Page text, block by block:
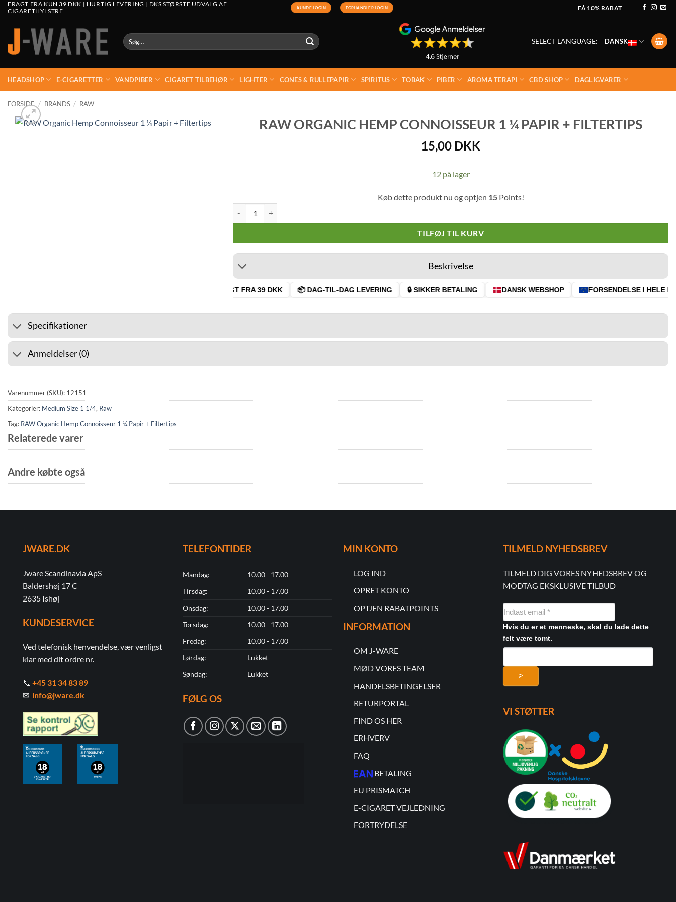
FRAGT FRA KUN 39 DKK | HURTIG LEVERING | DKS STØRSTE UDVALG AF
CIGARETHYLSTRE
KUNDE LOGIN FORHANDLER LOGIN FÅ 10% RABAT
Søg
efter:
SELECT LANGUAGE: DANSK
HEADSHOP E-CIGARETTER VANDPIBER CIGARET TILBEHØR LIGHTER CONES & RULLEPAPIR SPIRITUS TOBAK PIBER AROMA TERAPI CBD SHOP DAGLIGVARER
FORSIDE / BRANDS / RAW
RAW ORGANIC HEMP CONNOISSEUR 1 ¼ PAPIR + FILTERTIPS
15,00 DKK
12 på lager
Køb dette produkt nu og optjen 15Points!
TILFØJ TIL KURV
Beskrivelse
🚚 FRAGT FRA 39 DKK 📦 DAG-TIL-DAG LEVERING 🔒 SIKKER BETALING DANSK WEBSHOP FORSENDELSE I HELE EU
Specifikationer
Anmeldelser (0)
Varenummer (SKU): 12151
Kategorier: Medium Size 1 1/4, Raw
Tag: RAW Organic Hemp Connoisseur 1 ¼ Papir + Filtertips
Relaterede varer
Andre købte også
JWARE.DK
Jware Scandinavia ApS
Baldershøj 17 C
2635 Ishøj
KUNDESERVICE
Ved telefonisk henvendelse, vær venligst
klar med dit ordre nr.
📞 +45 31 34 83 89
✉ info@jware.dk
TELEFONTIDER
Mandag:
10.00 - 17.00
Tirsdag:
10.00 - 17.00
Onsdag:
10.00 - 17.00
Torsdag:
10.00 - 17.00
Fredag:
10.00 - 17.00
Lørdag:
Lukket
Søndag:
Lukket
FØLG OS
MIN KONTO
LOG IND
OPRET KONTO
OPTJEN RABATPOINTS
INFORMATION
OM J-WARE
MØD VORES TEAM
HANDELSBETINGELSER
RETURPORTAL
FIND OS HER
ERHVERV
FAQ
BETALING
EU PRISMATCH
E-CIGARET VEJLEDNING
FORTRYDELSE
TILMELD NYHEDSBREV
TILMELD DIG VORES NYHEDSBREV OG
MODTAG EKSKLUSIVE TILBUD
NYHEDSMAIL
FORMULAR
Hvis du er et menneske, skal du lade dette
felt være tomt.
>
VI STØTTER